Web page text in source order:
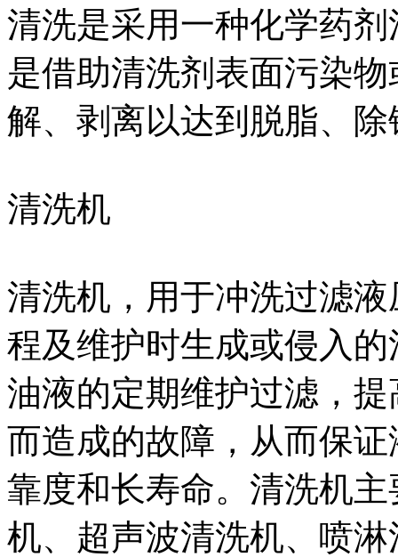
清洗是采用一种化学药
是借助清洗剂表面污染
解、剥离以达到脱脂、
清洗机
清洗机，用于冲洗过滤
程及维护时生成或侵入
油液的定期维护过滤，
而造成的故障，从而保
靠度和长寿命。清洗机
机、超声波清洗机、喷